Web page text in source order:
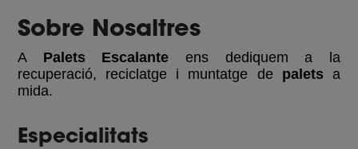
Sobre Nosaltres
A Palets Escalante ens dediquem a la
recuperació, reciclatge i muntatge de palets a
mida.
Especialitats